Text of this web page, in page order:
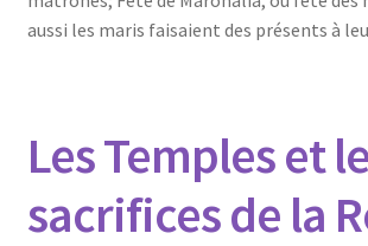
aussi les maris faisaient des présents à
Les Temples et
sacrifices de la